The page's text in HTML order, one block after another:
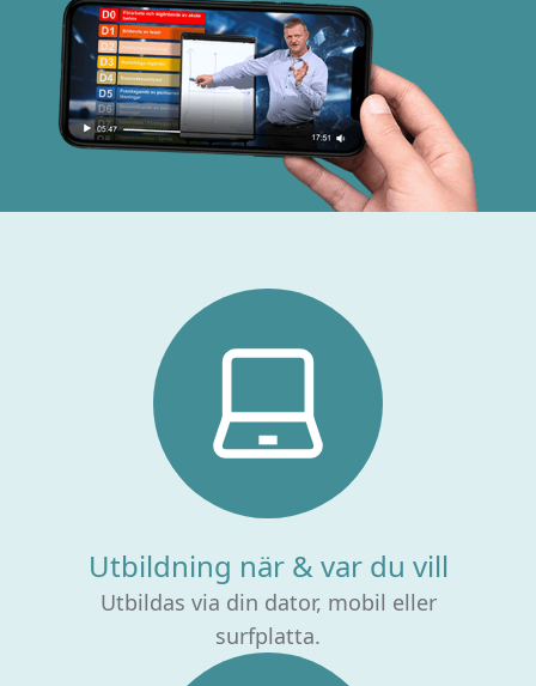
Utbildning när & var du vill
Utbildas via din dator, mobil eller
surfplatta.